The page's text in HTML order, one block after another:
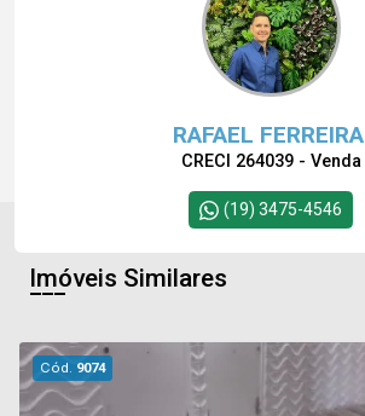
RAFAEL FERREIRA
CRECI 264039 - Venda
(19) 3475-4546
Imóveis Similares
Cód. 9074